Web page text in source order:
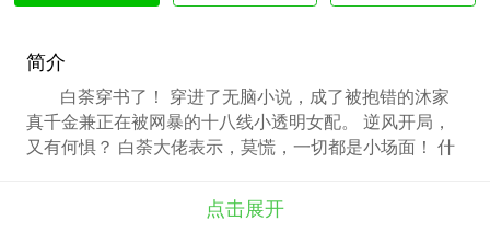
简介
白荼穿书了！ 穿进了无脑小说，成了被抱错的沐家
真千金兼正在被网暴的十八线小透明女配。 逆风开局，
又有何惧？ 白荼大佬表示，莫慌，一切都是小场面！ 什
反手送他进监狱! 姐姐白莲?你会的我也会，看谁玩的过
谁! 炫耀成绩?不会吧，不会吧，竟然有人不知道我是高
点击展开